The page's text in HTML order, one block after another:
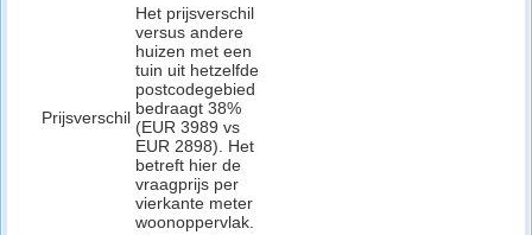
Prijsverschil
Het prijsverschil
versus andere
huizen met een
tuin uit hetzelfde
postcodegebied
bedraagt 38%
(EUR 3989 vs
EUR 2898). Het
betreft hier de
vraagprijs per
vierkante meter
woonoppervlak.